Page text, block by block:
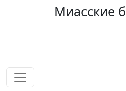
Миасские